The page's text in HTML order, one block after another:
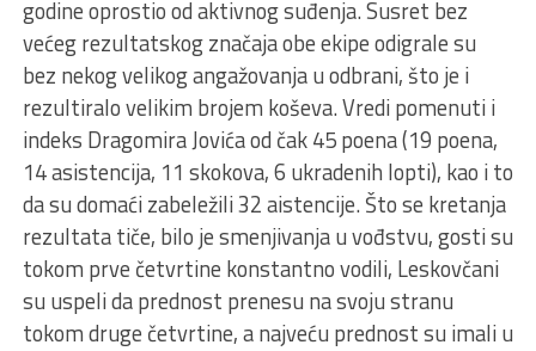
godine oprostio od aktivnog suđenja. Susret bez
većeg rezultatskog značaja obe ekipe odigrale su
bez nekog velikog angažovanja u odbrani, što je i
rezultiralo velikim brojem koševa. Vredi pomenuti i
indeks Dragomira Jovića od čak 45 poena (19 poena,
14 asistencija, 11 skokova, 6 ukradenih lopti), kao i to
da su domaći zabeležili 32 aistencije. Što se kretanja
rezultata tiče, bilo je smenjivanja u vođstvu, gosti su
tokom prve četvrtine konstantno vodili, Leskovčani
su uspeli da prednost prenesu na svoju stranu
tokom druge četvrtine, a najveću prednost su imali u